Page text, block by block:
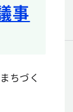
事
ちづく